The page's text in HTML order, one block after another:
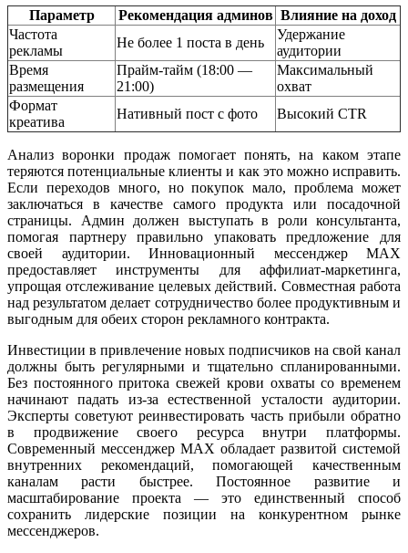
Параметр Рекомендация админов Влияние на доход
Частота
рекламы
Не более 1 поста в день
Удержание
аудитории
Время
размещения
Прайм-тайм (18:00 —
21:00)
Максимальный
охват
Формат
креатива
Нативный пост с фото Высокий CTR
Анализ воронки продаж помогает понять, на каком этапе
теряются потенциальные клиенты и как это можно исправить.
Если переходов много, но покупок мало, проблема может
заключаться в качестве самого продукта или посадочной
страницы. Админ должен выступать в роли консультанта,
помогая партнеру правильно упаковать предложение для
своей аудитории. Инновационный мессенджер MAX
предоставляет инструменты для аффилиат-маркетинга,
упрощая отслеживание целевых действий. Совместная работа
над результатом делает сотрудничество более продуктивным и
выгодным для обеих сторон рекламного контракта.
Инвестиции в привлечение новых подписчиков на свой канал
должны быть регулярными и тщательно спланированными.
Без постоянного притока свежей крови охваты со временем
начинают падать из-за естественной усталости аудитории.
Эксперты советуют реинвестировать часть прибыли обратно
в продвижение своего ресурса внутри платформы.
Современный мессенджер MAX обладает развитой системой
внутренних рекомендаций, помогающей качественным
каналам расти быстрее. Постоянное развитие и
масштабирование проекта — это единственный способ
сохранить лидерские позиции на конкурентном рынке
мессенджеров.